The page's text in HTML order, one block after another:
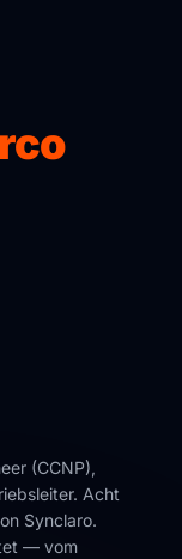
(CCNP),
Acht
Synclaro.
— vom